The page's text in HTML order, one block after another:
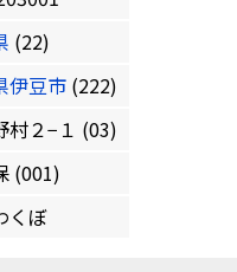
(22)
伊豆市 (222)
村２−１ (03)
(001)
くぼ